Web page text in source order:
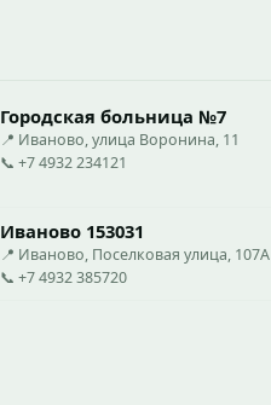
Городская больница №7
📍 Иваново, улица Воронина, 11
📞 +7 4932 234121
Иваново 153031
📍 Иваново, Поселковая улица, 107А
📞 +7 4932 385720